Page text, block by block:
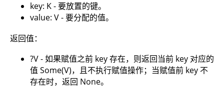
key: K - 要放置的键。
value: V - 要分配的值。
返回值：
?V - 如果赋值之前 key 存在，则返回当前 key 对应的
值 Some(V)，且不执行赋值操作；当赋值前 key 不
存在时，返回 None。